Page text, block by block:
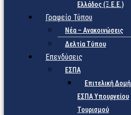
Ελλάδος (Ξ.Ε.Ε.)
Γραφείο Τύπου
Νέα – Ανακοινώσεις
Δελτία Τύπου
Επενδύσεις
ΕΣΠΑ
Επιτελική Δομή
ΕΣΠΑ Υπουργείου
Τουρισμού